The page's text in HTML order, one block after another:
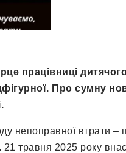
працівниці
Про сумну
непоправної втрати –
21 травня 2025 року